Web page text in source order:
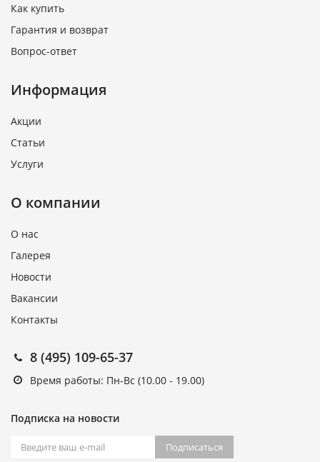
Как купить
Гарантия и возврат
Вопрос-ответ
Информация
Акции
Статьи
Услуги
О компании
О нас
Галерея
Новости
Вакансии
Контакты
8 (495) 109-65-37
Время работы: Пн-Вс (10.00 - 19.00)
Подписка на новости
Подписаться